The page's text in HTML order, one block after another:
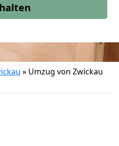
» Umzug von Zwickau